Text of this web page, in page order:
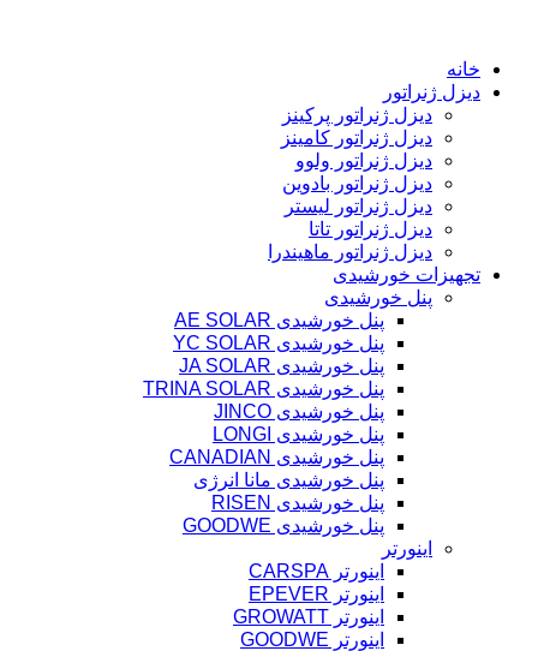
خانه
دیزل ژنراتور
دیزل ژنراتور پرکینز
دیزل ژنراتور کامینز
دیزل ژنراتور ولوو
دیزل ژنراتور بادوین
دیزل ژنراتور لیستر
دیزل ژنراتور تاتا
دیزل ژنراتور ماهیندرا
تجهیزات خورشیدی
پنل خورشیدی
پنل خورشیدی AE SOLAR
پنل خورشیدی YC SOLAR
پنل خورشیدی JA SOLAR
پنل خورشیدی TRINA SOLAR
پنل خورشیدی JINCO
پنل خورشیدی LONGI
پنل خورشیدی CANADIAN
پنل خورشیدی مانا انرژی
پنل خورشیدی RISEN
پنل خورشیدی GOODWE
اینورتر
اینورتر CARSPA
اینورتر EPEVER
اینورتر GROWATT
اینورتر GOODWE